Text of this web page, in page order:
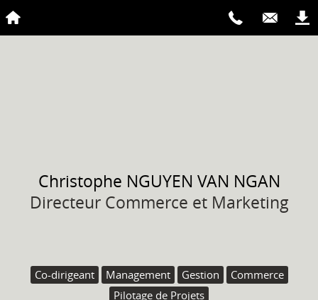
Christophe NGUYEN VAN NGAN
Directeur Commerce et Marketing
Co-dirigeant Management Gestion
Commerce
Pilotage de Projets